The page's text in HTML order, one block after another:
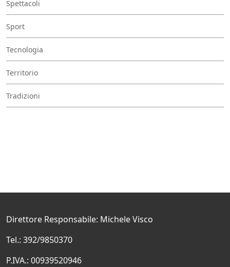
Spettacoli
Sport
Tecnologia
Territorio
Tradizioni
Direttore Responsabile: Michele Visco
Tel.: 392/9850370
P.IVA.: 00939520946